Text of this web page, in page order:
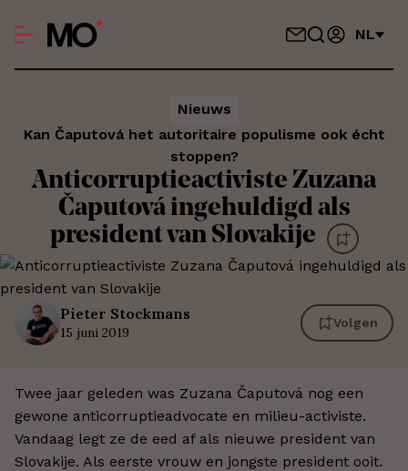
NL
Nieuws
Kan Čaputová het autoritaire populisme ook écht
stoppen?
Anticorruptieactiviste Zuzana
Čaputová ingehuldigd als
president van Slovakije
Pieter Stockmans
15 juni 2019
Volgen
Twee jaar geleden was Zuzana Čaputová nog een
gewone anticorruptieadvocate en milieu-activiste.
Vandaag legt ze de eed af als nieuwe president van
Slovakije. Als eerste vrouw en jongste president ooit.